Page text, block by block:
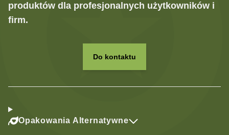
produktów dla profesjonalnych użytkowników i
firm.
Do kontaktu
Opakowania Alternatywne